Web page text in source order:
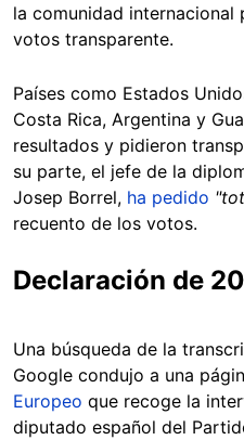
la comunidad internacional
votos transparente.
Países como Estados
Costa Rica, Argentina y
resultados y pidieron
su parte, el jefe de la
Josep Borrel, ha pedido
recuento de los votos.
Declaración de
Una búsqueda de la
Google condujo a una
Europeo que recoge la
diputado español del